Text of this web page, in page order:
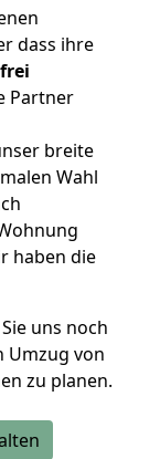
dass ihre
Partner
breite
Wahl
haben die
uns noch
Umzug von
zu planen.